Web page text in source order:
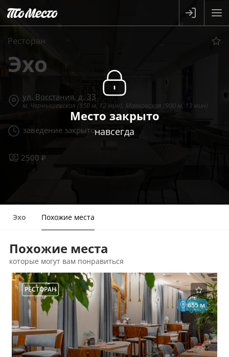
Ресторан
Эхо
ул. Восстания, д. 33
м. Чернышевская (850 м, 12 мин), Маяковская (900 м, 13 мин)
заведение закрыто
2500 ₽
Место закрыто
навсегда
Эхо Похожие места
Похожие места
которые могут вам понравиться
РЕСТОРАН
655 м